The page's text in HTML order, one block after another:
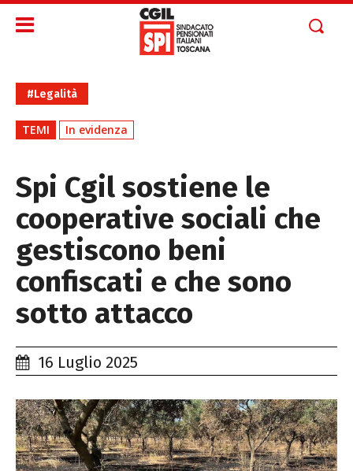
#Legalità
TEMI In evidenza
Spi Cgil sostiene le
cooperative sociali che
gestiscono beni
confiscati e che sono
sotto attacco
16 Luglio 2025